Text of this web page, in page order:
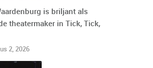
is briljant als
theatermaker in Tick, Tick,
2, 2026